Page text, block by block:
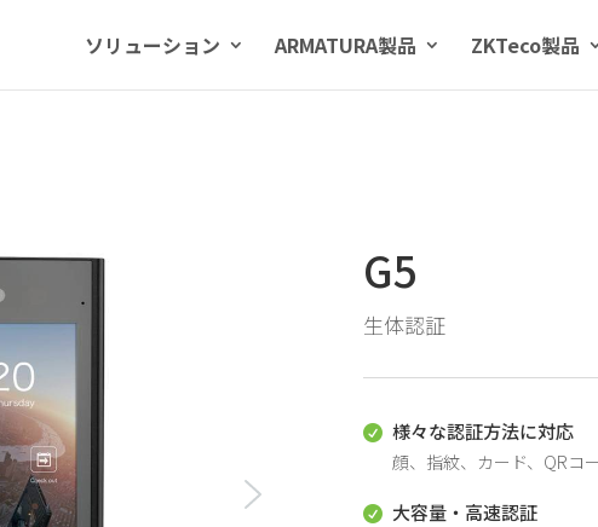
ソリューション ARMATURA製品 ZKTeco製品
G5
生体認証
 様々な認証方法に対応
顔、指紋、カード、QRコ
 大容量・高速認証